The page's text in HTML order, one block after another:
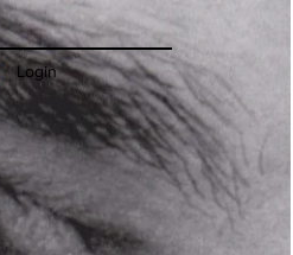
Login